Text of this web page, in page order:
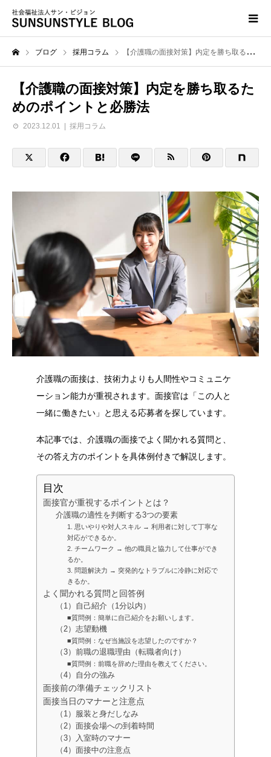
ブログ 採用コラム 【介護職の面接対策】内定を勝ち取るためのポイントと必勝法
【介護職の面接対策】内定を勝ち取るた
めのポイントと必勝法
2023.12.01 採用コラム
介護職の面接は、技術力よりも人間性やコミュニケ
ーション能力が重視されます。面接官は「この人と
一緒に働きたい」と思える応募者を探しています。
本記事では、介護職の面接でよく聞かれる質問と、
その答え方のポイントを具体例付きで解説します。
目次
面接官が重視するポイントとは？
介護職の適性を判断する3つの要素
1. 思いやりや対人スキル → 利用者に対して丁寧な
対応ができるか。
2. チームワーク → 他の職員と協力して仕事ができ
るか。
3. 問題解決力 → 突発的なトラブルに冷静に対応で
きるか。
よく聞かれる質問と回答例
（1）自己紹介（1分以内）
■質問例：簡単に自己紹介をお願いします。
（2）志望動機
■質問例：なぜ当施設を志望したのですか？
（3）前職の退職理由（転職者向け）
■質問例：前職を辞めた理由を教えてください。
（4）自分の強み
面接前の準備チェックリスト
面接当日のマナーと注意点
（1）服装と身だしなみ
（2）面接会場への到着時間
（3）入室時のマナー
（4）面接中の注意点